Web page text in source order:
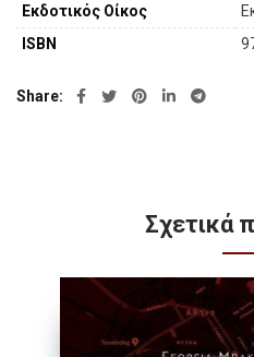
Εκδοτικός Οίκος
ISBN
Share
Σχετικά